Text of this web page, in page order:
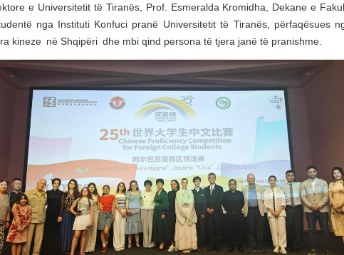
e Universitetit të Tiranës, Prof. Esmeralda Kromidha, Dekane e
nga Instituti Konfuci pranë Universitetit të Tiranës, përfaqësues
kineze në Shqipëri dhe mbi qind persona të tjera janë të pranishme.